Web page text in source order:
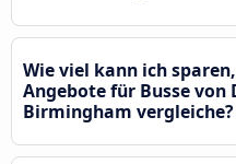
Wie viel kann ich
Angebote für Busse von
Birmingham vergleiche?